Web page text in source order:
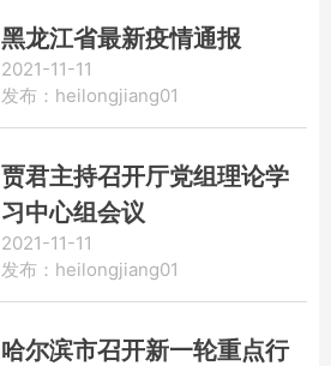
黑龙江省最新疫情通报
2021-11-11
发布：heilongjiang01
贾君主持召开厅党组理论学
习中心组会议
2021-11-11
发布：heilongjiang01
哈尔滨市召开新一轮重点行